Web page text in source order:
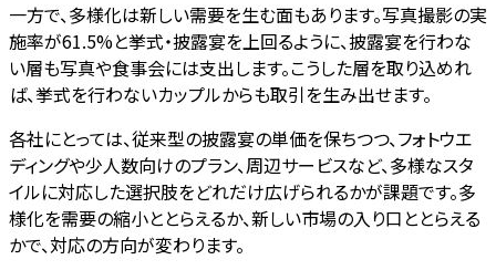
一方で、多様化は新しい需要を生む面もあります。写真撮影の実
施率が61.5%と挙式・披露宴を上回るように、披露宴を行わな
い層も写真や食事会には支出します。こうした層を取り込めれ
ば、挙式を行わないカップルからも取引を生み出せます。
各社にとっては、従来型の披露宴の単価を保ちつつ、フォトウエ
ディングや少人数向けのプラン、周辺サービスなど、多様なスタ
イルに対応した選択肢をどれだけ広げられるかが課題です。多
様化を需要の縮小ととらえるか、新しい市場の入り口ととらえる
かで、対応の方向が変わります。